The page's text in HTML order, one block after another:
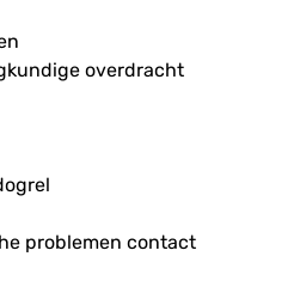
overdracht
problemen contact